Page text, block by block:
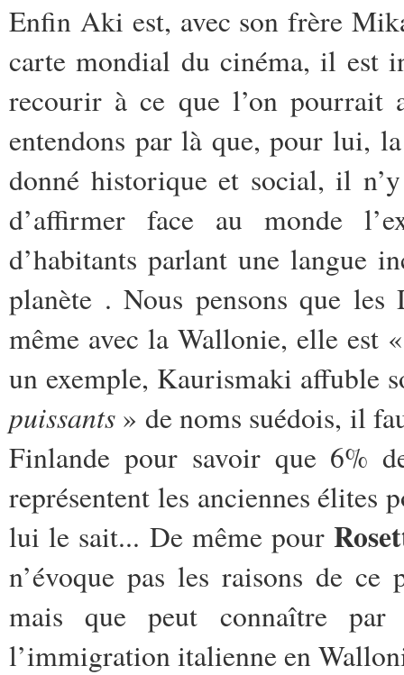
Enfin Aki est, avec son frère
carte mondial du cinéma, il est
recourir à ce que l’on
entendons par là que, pour lui,
donné historique et social, il
d’affirmer face au monde
d’habitants parlant une langue
planète . Nous pensons que les
même avec la Wallonie, elle est
un exemple, Kaurismaki affuble
puissants » de noms suédois, il
Finlande pour savoir que 6%
représentent les anciennes élites
lui le sait... De même pour
n’évoque pas les raisons de
mais que peut connaître par
l’immigration italienne en